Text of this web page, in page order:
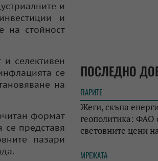
и
и
на стойност
селективен
се
на
формат
се представя
пазари
ПОСЛЕДНО
ПАРИТЕ
Жеги, скъпа
геополитика: ФАО
световните цени
МРЕЖАТА